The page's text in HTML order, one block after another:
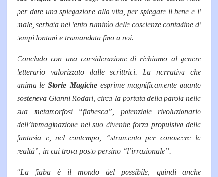
per dare una spiegazione alla vita, per spiegare il bene e il
male, serbata nel lento ruminìo delle coscienze contadine di
tempi lontani e tramandata fino a noi.
Concludo con una considerazione di richiamo al genere
letterario valorizzato dalle scrittrici. La narrativa che
anima leStorie Magicheesprime magnificamente quanto
sosteneva Gianni Rodari, circa la portata della parola nella
sua metamorfosi “fiabesca”, potenziale rivoluzionario
dell’immaginazione nel suo divenire forza propulsiva della
fantasia e, nel contempo, “strumento per conoscere la
realtà”, in cui trova posto persino “l’irrazionale”.
“La fiaba è il mondo del possibile, quindi anche